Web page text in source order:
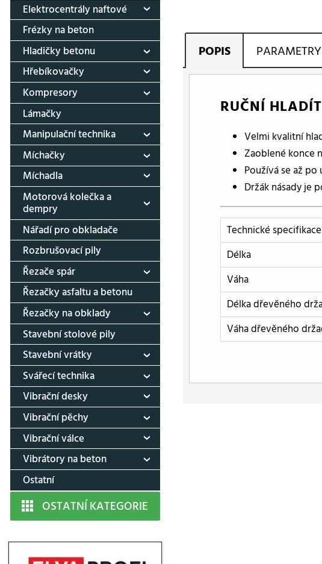
Elektrocentrály naftové
Frézky na beton
Hladičky betonu
Hřebíkovačky
Kompresory
Lámačky
Manipulační technika
Míchačky
Míchadla
Motorová kolečka a
dempry
Nářadí pro obkladače
Rozbrušovací pily
Řezače spár
Řezačky asfaltu a betonu
Řezačky na obklady
Stavební stolové pily
Stavební vrátky
Svářecí technika
Vibrační desky
Vibrační pěchy
Vibrační válce
Vibrátory na beton
Ostatní
OSTATNÍ KATEGORIE
POPIS PARAMETRY
RUČNÍ
Velmi kvalitní
Zaoblené konce
Používá se až
Držák násady je
Technické specifikace
Délka
Váha
Délka dřevěného
Váha dřevěného